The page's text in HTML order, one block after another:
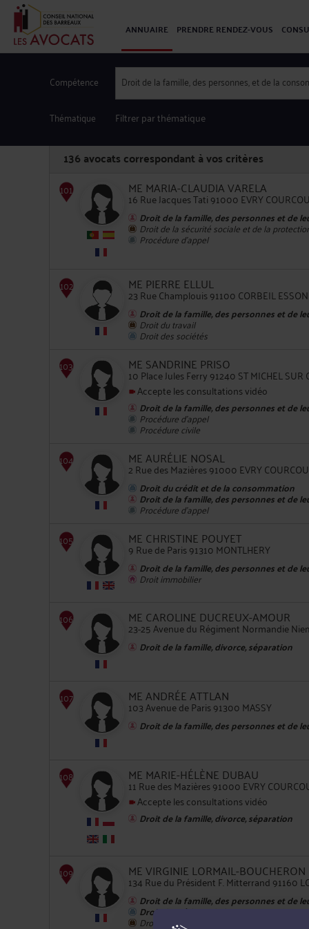
ANNUAIRE PRENDRE RENDEZ-VOUS
Compétence Droit de la famille, des personnes, et de la
Thématique Filtrer par thématique
136 avocats correspondant à vos critères
101
ME MARIA-CLAUDIA VARELA
16 Rue Jacques Tati 91000 EVRY
Droit de la famille, des personnes et de
Droit de la sécurité sociale et de la
Procédure d'appel
ME PIERRE ELLUL
23 Rue Champlouis 91100 CORBEIL
Droit de la famille, des personnes et de
Droit du travail
Droit des sociétés
ME SANDRINE PRISO
10 Place Jules Ferry 91240 ST MICHEL SUR
Accepte les consultations vidéo
Droit de la famille, des personnes et de
Procédure d'appel
Procédure civile
104
ME AURÉLIE NOSAL
2 Rue des Mazières 91000 EVRY
Droit du crédit et de la consommation
Droit de la famille, des personnes et de
Procédure d'appel
ME CHRISTINE POUYET
9 Rue de Paris 91310 MONTLHERY
Droit de la famille, des personnes et de
Droit immobilier
ME CAROLINE DUCREUX-AMOUR
23-25 Avenue du Régiment Normandie
Droit de la famille, divorce, séparation
ME ANDRÉE ATTLAN
103 Avenue de Paris 91300 MASSY
Droit de la famille, des personnes et de
ME MARIE-HÉLÈNE DUBAU
11 Rue des Mazières 91000 EVRY
Accepte les consultations vidéo
Droit de la famille, divorce, séparation
ME VIRGINIE LORMAIL-BOUCHERON
134 Rue du Président F. Mitterrand 91160
Droit de la famille, des personnes et de
Droit du crédit et de la consommation
Droit du travail